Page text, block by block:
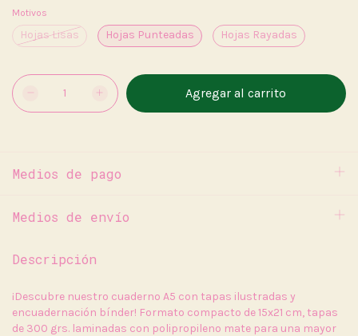
Motivos
Hojas Lisas Hojas Punteadas Hojas Rayadas
Medios de pago
Medios de envío
Descripción
¡Descubre nuestro cuaderno A5 con tapas ilustradas y
encuadernación bínder! Formato compacto de 15x21 cm, tapas
de 300 grs. laminadas con polipropileno mate para una mayor